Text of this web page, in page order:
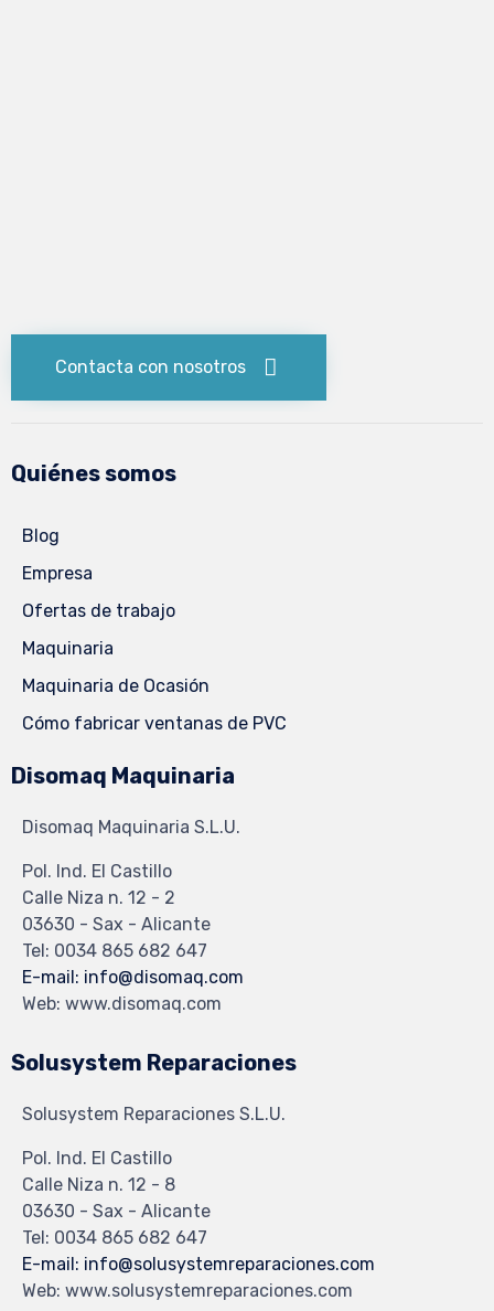
Contacta con nosotros
Quiénes somos
Blog
Empresa
Ofertas de trabajo
Maquinaria
Maquinaria de Ocasión
Cómo fabricar ventanas de PVC
Disomaq Maquinaria
Disomaq Maquinaria S.L.U.
Pol. Ind. El Castillo
Calle Niza n. 12 - 2
03630 - Sax - Alicante
Tel: 0034 865 682 647
E-mail: info@disomaq.com
Web: www.disomaq.com
Solusystem Reparaciones
Solusystem Reparaciones S.L.U.
Pol. Ind. El Castillo
Calle Niza n. 12 - 8
03630 - Sax - Alicante
Tel: 0034 865 682 647
E-mail: info@solusystemreparaciones.com
Web: www.solusystemreparaciones.com